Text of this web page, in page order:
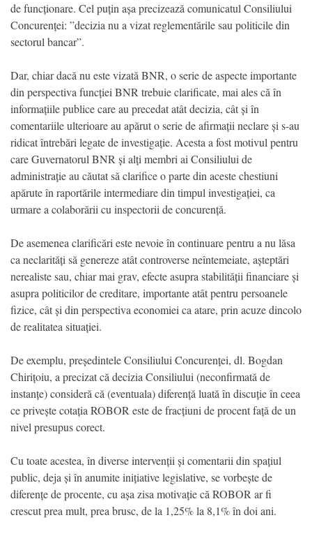
de funcționare. Cel puțin așa precizează comunicatul Consiliului
Concurenței: ”decizia nu a vizat reglementările sau politicile din
sectorul bancar”.
Dar, chiar dacă nu este vizată BNR, o serie de aspecte importante
din perspectiva funcției BNR trebuie clarificate, mai ales că în
informațiile publice care au precedat atât decizia, cât și în
comentariile ulterioare au apărut o serie de afirmații neclare și s-au
ridicat întrebări legate de investigație. Acesta a fost motivul pentru
care Guvernatorul BNR și alți membri ai Consiliului de
administrație au căutat să clarifice o parte din aceste chestiuni
apărute în raportările intermediare din timpul investigației, ca
urmare a colaborării cu inspectorii de concurență.
De asemenea clarificări este nevoie în continuare pentru a nu lăsa
ca neclarități să genereze atât controverse neîntemeiate, așteptări
nerealiste sau, chiar mai grav, efecte asupra stabilității financiare și
asupra politicilor de creditare, importante atât pentru persoanele
fizice, cât și din perspectiva economiei ca atare, prin acuze dincolo
de realitatea situației.
De exemplu, președintele Consiliului Concurenței, dl. Bogdan
Chirițoiu, a precizat că decizia Consiliului (neconfirmată de
instanțe) consideră că (eventuala) diferență luată în discuție în ceea
ce privește cotația ROBOR este de fracțiuni de procent față de un
nivel presupus corect.
Cu toate acestea, în diverse intervenții și comentarii din spațiul
public, deja și în anumite inițiative legislative, se vorbește de
diferențe de procente, cu așa zisa motivație că ROBOR ar fi
crescut prea mult, prea brusc, de la 1,25% la 8,1% în doi ani.